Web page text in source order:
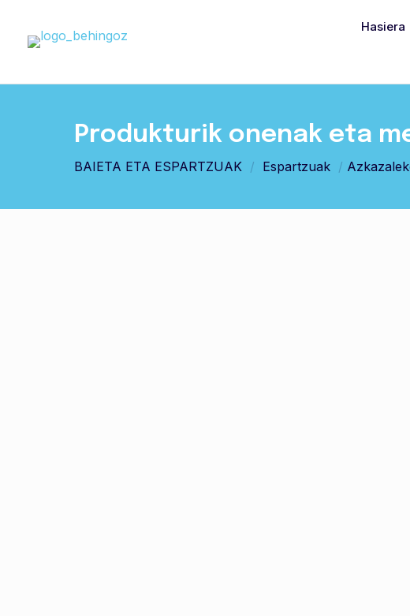
Hasiera
Produkturik onenak eta
BAIETA ETA ESPARTZUAK / Espartzuak /